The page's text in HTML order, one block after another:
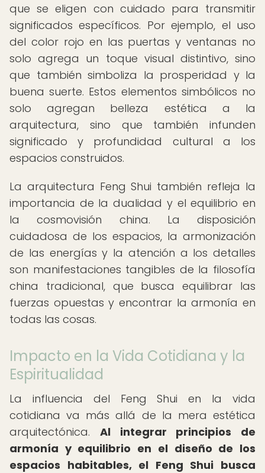
que se eligen con cuidado para transmitir
significados específicos. Por ejemplo, el uso
del color rojo en las puertas y ventanas no
solo agrega un toque visual distintivo, sino
que también simboliza la prosperidad y la
buena suerte. Estos elementos simbólicos no
solo agregan belleza estética a la
arquitectura, sino que también infunden
significado y profundidad cultural a los
espacios construidos.
La arquitectura Feng Shui también refleja la
importancia de la dualidad y el equilibrio en
la cosmovisión china. La disposición
cuidadosa de los espacios, la armonización
de las energías y la atención a los detalles
son manifestaciones tangibles de la filosofía
china tradicional, que busca equilibrar las
fuerzas opuestas y encontrar la armonía en
todas las cosas.
Impacto en la Vida Cotidiana y la
Espiritualidad
La influencia del Feng Shui en la vida
cotidiana va más allá de la mera estética
arquitectónica. Al integrar principios de
armonía y equilibrio en el diseño de los
espacios habitables, el Feng Shui busca